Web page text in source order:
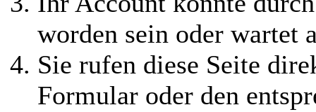
worden sein oder wartet
Sie rufen diese Seite
Formular oder den